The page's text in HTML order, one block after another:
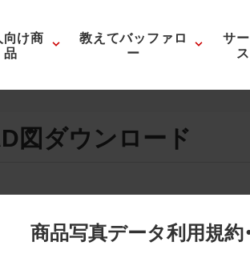
け商
品
教えてバッファロ
ー
サ
ス
図ダウンロード
商品写真データ利用規約
すと画像の表示。EPSボタンを押すと圧
パスが設定されています。画像編集の際